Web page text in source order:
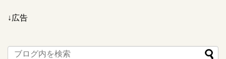
↓広告